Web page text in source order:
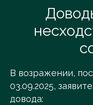
В возражении,
03.09.2025,
довода: